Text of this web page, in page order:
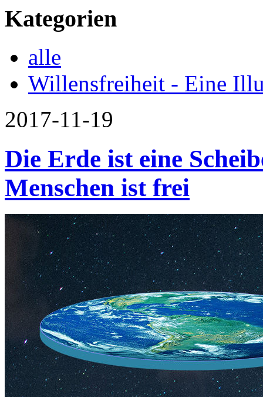
Kategorien
alle
Willensfreiheit - Eine
2017-11-19
Die Erde ist eine
Menschen ist frei